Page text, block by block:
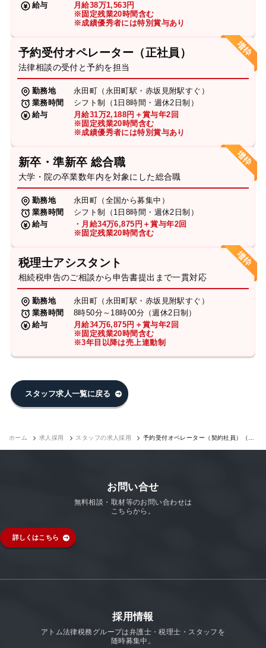
給与
月給38万1,563円
※固定残業20時間含む
※成績優秀者には特別賞与あり
予約受付オペレーター（正社員）
法律相談の受付と予約を担当
勤務地
永田町（永田町駅・赤坂見附駅すぐ）
業務時間
シフト制（1日8時間・週休2日制）
給与
月給31万2,188円＋賞与年2回
※固定残業20時間含む
※成績優秀者には特別賞与あり
新卒・準新卒 総合職
大学・院の卒業数年内を対象にした総合職
勤務地
永田町（全国から募集中）
業務時間
シフト制（1日8時間・週休2日制）
給与
・月給34万6,875円＋賞与年2回
※固定残業20時間含む
税理士アシスタント
相続税申告のご相談から申告書提出まで一貫対応
勤務地
永田町（永田町駅・赤坂見附駅すぐ）
業務時間
8時50分～18時00分（週休2日制）
給与
月給34万6,875円＋賞与年2回
※固定残業20時間含む
※3年目以降は売上連動制
スタッフ求人一覧に戻る
ホーム 求人採用 スタッフの求人採用
予約受付オペレーター（契約社員）（永
お問い合せ
無料相談・取材等のお問い合わせは
こちらから。
詳しくはこちら
採用情報
アトム法律税務グループは弁護士・税理士・スタッフを
随時募集中。